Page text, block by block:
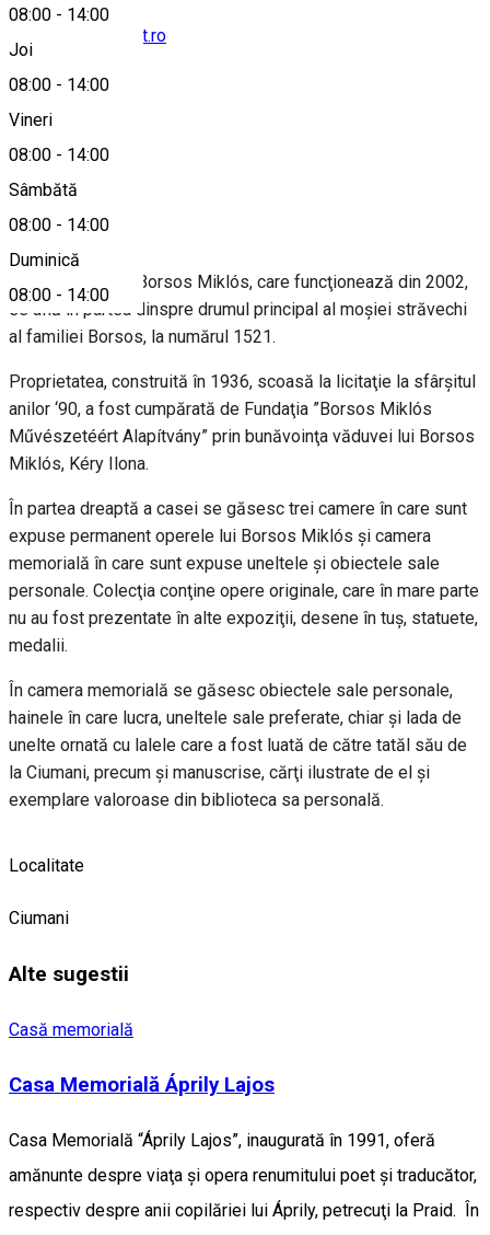
08:00 - 14:00
Joi
08:00 - 14:00
Vineri
08:00 - 14:00
Sâmbătă
08:00 - 14:00
Duminică
08:00 - 14:00
borsosg@clicknet.ro
0744399281
Despre
Casa memorială Borsos Miklós, care funcţionează din 2002,
se află în partea dinspre drumul principal al moşiei străvechi
al familiei Borsos, la numărul 1521.
Proprietatea, construită în 1936, scoasă la licitaţie la sfârşitul
anilor ‘90, a fost cumpărată de Fundaţia ”Borsos Miklós
Művészetéért Alapítvány” prin bunăvoinţa văduvei lui Borsos
Miklós, Kéry Ilona.
În partea dreaptă a casei se găsesc trei camere în care sunt
expuse permanent operele lui Borsos Miklós şi camera
memorială în care sunt expuse uneltele şi obiectele sale
personale. Colecţia conţine opere originale, care în mare parte
nu au fost prezentate în alte expoziţii, desene în tuş, statuete,
medalii.
În camera memorială se găsesc obiectele sale personale,
hainele în care lucra, uneltele sale preferate, chiar şi lada de
unelte ornată cu lalele care a fost luată de către tatăl său de
la Ciumani, precum şi manuscrise, cărţi ilustrate de el şi
exemplare valoroase din biblioteca sa personală.
Localitate
Ciumani
Alte sugestii
Casă memorială
Casa Memorială Áprily Lajos
Casa Memorială “Áprily Lajos”, inaugurată în 1991, oferă
amănunte despre viaţa şi opera renumitului poet şi traducător,
respectiv despre anii copilăriei lui Áprily, petrecuţi la Praid. În